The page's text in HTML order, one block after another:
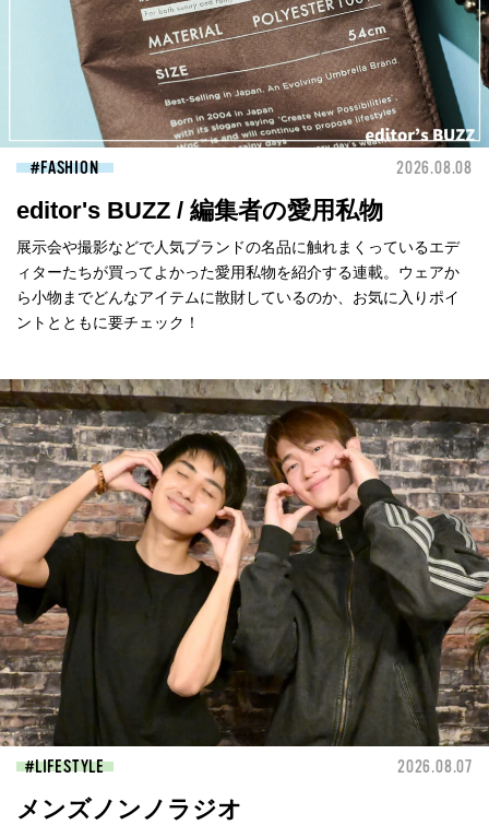
FASHION 2026.08.08
editor's BUZZ / 編集者の愛用私物
展示会や撮影などで人気ブランドの名品に触れまくっているエデ
ィターたちが買ってよかった愛用私物を紹介する連載。ウェアか
ら小物までどんなアイテムに散財しているのか、お気に入りポイ
ントとともに要チェック！
LIFESTYLE 2026.08.07
メンズノンノラジオ